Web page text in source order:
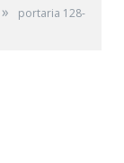
»
portaria 128-